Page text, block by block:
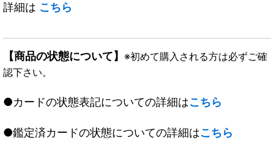
詳細は こちら
【商品の状態について】 ※初めて購入される方は必ずご確
認下さい。
●カードの状態表記についての詳細はこちら
●鑑定済カードの状態についての詳細はこちら